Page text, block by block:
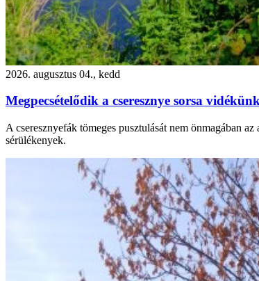
2026. augusztus 04., kedd
Megpecsételődik a cseresznye sorsa
A cseresznyefák tömeges pusztulását nem önmagában
sérülékenyek.